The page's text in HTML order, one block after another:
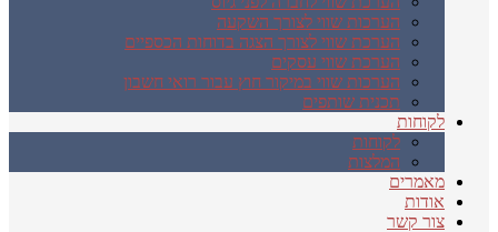
הערכות שווי לצורך השקעה
הערכת שווי לצורך הצגה בדוחות הכספיים
הערכת שווי עסקים
הערכות שווי במיקור חוץ עבור רואי חשבון
תכנית שותפים
לקוחות
לקוחות
המלצות
מאמרים
אודות
צור קשר